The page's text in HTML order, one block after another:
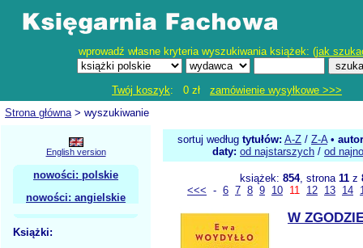
wprowadź własne kryteria wyszukiwania książek: (jak
Twój koszyk: 0 zł zamówienie wysyłkowe >>>
Strona główna> wyszukiwanie
English version
nowości: polskie
nowości: angielskie
Książki:
sortuj według tytułów: A-Z / Z-A•
daty: od najstarszych / od
książek: 854, strona 11z
<<< - 6 7 8 9 10 11 12 13 14
W